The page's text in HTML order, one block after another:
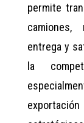
permite
entrega y
la